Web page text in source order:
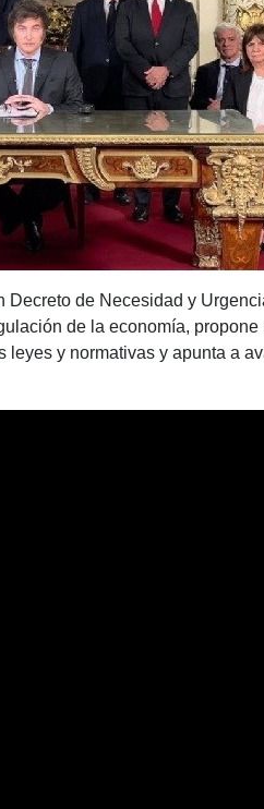
Decreto de Necesidad y
de la economía, propone
y normativas y apunta a